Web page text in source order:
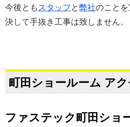
今後とも スタッフ と弊社のことを
決して手抜き工事は致しません。
町田ショールーム ア
ファステック町田ショ